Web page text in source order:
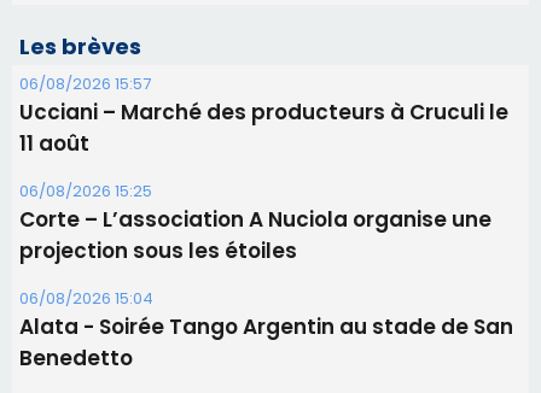
Les brèves
06/08/2026 15:57
Ucciani – Marché des producteurs à Cruculi le
11 août
06/08/2026 15:25
Corte – L’association A Nuciola organise une
projection sous les étoiles
06/08/2026 15:04
Alata - Soirée Tango Argentin au stade de San
Benedetto